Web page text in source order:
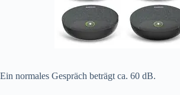
Ein normales Gespräch beträgt ca. 60 dB.